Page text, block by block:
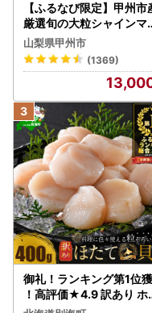
【ふるなび限定】甲州市
厳選旬の大粒シャインマ
カット 約1.3kg 2～3房【2
026年発送】（MG）B12-
472 FN-Limited-VO シ
インマスカット フルーツ
山梨県甲州市
(1369)
御礼！ランキング第1位
！高評価★4.9 訳あり ホ
テ 400g（ほたて 帆立 貝